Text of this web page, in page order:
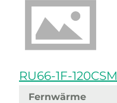
RU66-1F-120CSM
Fernwärme